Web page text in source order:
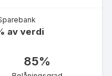
av verdi
85%